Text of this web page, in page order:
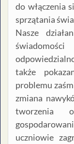
do włączenia
sprzątania
Nasze
także
problemu
zmiana
tworzenia
uczniowie